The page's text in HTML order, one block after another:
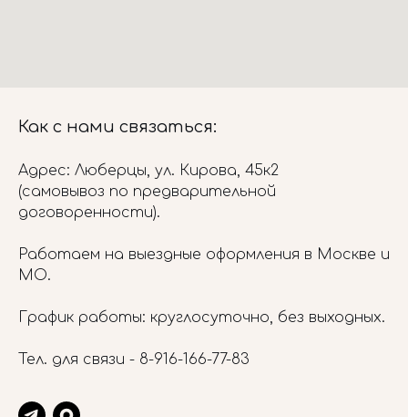
Как с нами связаться:
Адрес: Люберцы, ул. Кирова, 45к2
(самовывоз по предварительной
договоренности).
Работаем на выездные оформления в Москве и
МО.
График работы: круглосуточно, без выходных.
Тел. для связи - 8-916-166-77-83